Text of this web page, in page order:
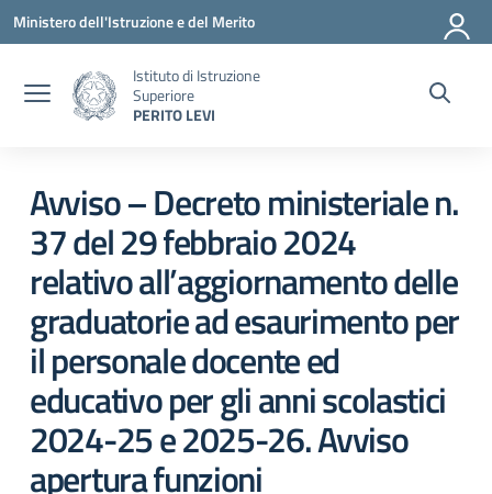
Vai ai contenuti
Vai al menu di navigazione
Vai al footer
Ministero dell'Istruzione e del Merito
Istituto di Istruzione
Superiore
PERITO LEVI
Avviso – Decreto ministeriale n.
37 del 29 febbraio 2024
relativo all’aggiornamento delle
graduatorie ad esaurimento per
il personale docente ed
educativo per gli anni scolastici
2024-25 e 2025-26. Avviso
apertura funzioni